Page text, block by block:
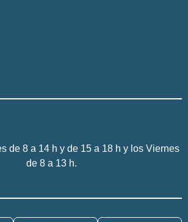
de 8 a 14 h y de 15 a 18 h y los Viernes
de 8 a 13 h.